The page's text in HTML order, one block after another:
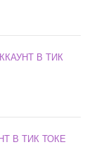
В ТИК
В ТИК ТОКЕ